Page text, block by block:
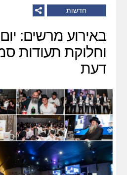
חדשות
באירוע מרשים:
וחלוקת תעודות
דעת